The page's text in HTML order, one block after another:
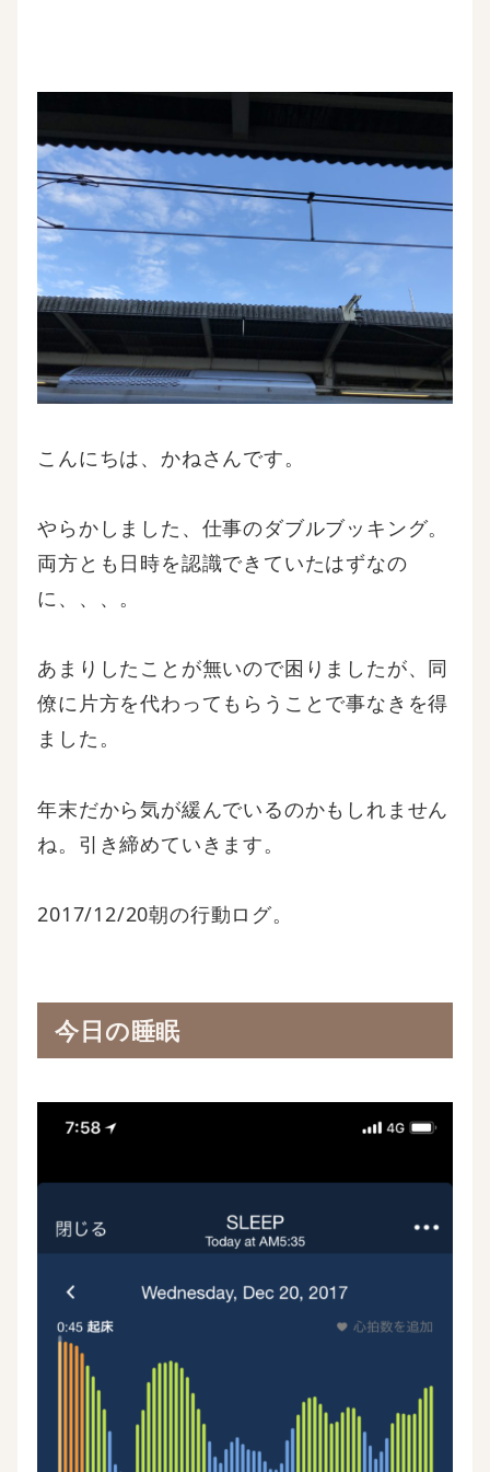
こんにちは、かねさんです。
やらかしました、仕事のダブルブッキング。
両方とも日時を認識できていたはずなの
に、、、。
あまりしたことが無いので困りましたが、同
僚に片方を代わってもらうことで事なきを得
ました。
年末だから気が緩んでいるのかもしれません
ね。引き締めていきます。
2017/12/20朝の行動ログ。
今日の睡眠